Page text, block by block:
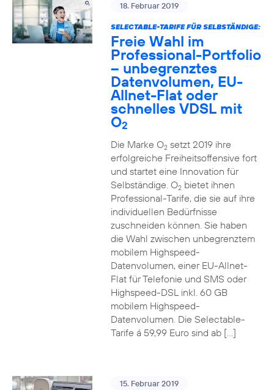
18. Februar 2019
SELECTABLE-TARIFE FÜR SELBSTÄNDIGE:
Freie Wahl im
Professional-Portfolio
– unbegrenztes
Datenvolumen, EU-
Allnet-Flat oder
schnelles VDSL mit
O2
Die Marke O2setzt 2019 ihre
erfolgreiche Freiheitsoffensive fort
und startet eine Innovation für
Selbständige. O2bietet ihnen
Professional-Tarife, die sie auf ihre
individuellen Bedürfnisse
zuschneiden können. Sie haben
die Wahl zwischen unbegrenztem
mobilem Highspeed-
Datenvolumen, einer EU-Allnet-
Flat für Telefonie und SMS oder
Highspeed-DSL inkl. 60 GB
mobilem Highspeed-
Datenvolumen. Die Selectable-
Tarife á 59,99 Euro sind ab […]
15. Februar 2019